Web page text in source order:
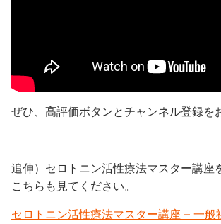
ぜひ、高評価ボタンとチャンネル登録を
追伸）セロトニン活性療法マスター講座
こちらも見てください。
セロトニン活性療法マスター講座 – 一般